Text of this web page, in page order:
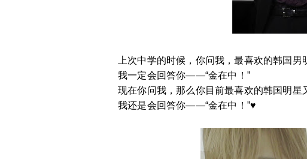
上次中学的时候，你问我，最喜欢的韩国男
我一定会回答你——“金在中！”
现在你问我，那么你目前最喜欢的韩国明星
我还是会回答你——“金在中！”♥